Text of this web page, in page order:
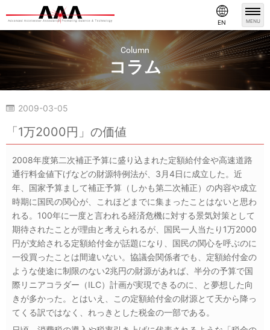
MENU
EN
Column
コラム
2009-03-05
「1万2000円」の価値
2008年度第二次補正予算に盛り込まれた定額給付金や高速道路
通行料金値下げなどの財源特例法が、3月4日に成立した。近
年、国家予算まして補正予算（しかも第二次補正）の内容や成立
時期に国民の関心が、これほどまでに集まったことはないと思わ
れる。100年に一度と言われる経済危機に対する景気対策として
期待されたことが理由と考えられるが、国民一人当たり1万2000
円が支給される定額給付金が話題になり、国民の関心を呼ぶのに
一役買ったことは間違いない。協議会関係者でも、定額給付金の
ような使途に制限のない2兆円の財源があれば、半分の予算で国
際リニアコラダー（ILC）計画が実現できるのに、と夢想した向
きが多かった。とはいえ、この定額給付金の財源とて天から降っ
てくる訳ではなく、れっきとした税金の一部である。